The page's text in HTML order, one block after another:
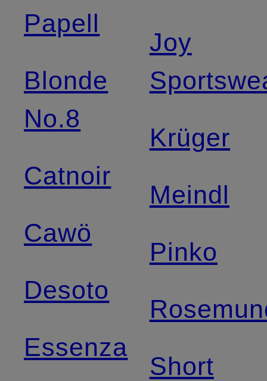
Papell
Blonde
No.8
Catnoir
Cawö
Desoto
Essenza
Joy
Krüger
Meindl
Pinko
Short